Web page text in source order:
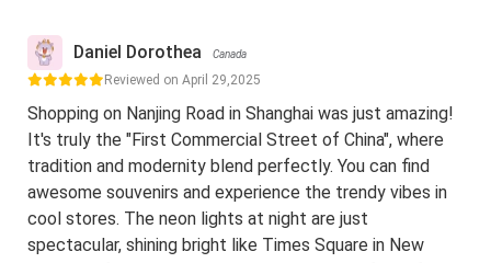
Daniel Dorothea Canada
Reviewed on April 29,2025
Shopping on Nanjing Road in Shanghai was just amazing!
It's truly the "First Commercial Street of China", where
tradition and modernity blend perfectly. You can find
awesome souvenirs and experience the trendy vibes in
cool stores. The neon lights at night are just
spectacular, shining bright like Times Square in New